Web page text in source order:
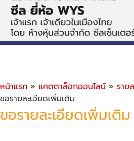
หน้าแรก » แคตตาล็อกออนไลน์ » ราย
ขอรายละเอียดเพิ่มเติม
ขอรายละเอียดเพิ่มเติม